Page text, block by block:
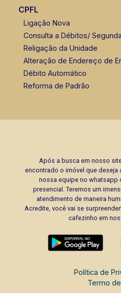
(16)
Corretor(a)
CPFL
Ligação Nova
Consulta a Débitos/
Religação da Unidade
Alteração de Endereço de
Débito Automático
Reforma de Padrão
Após a busca em nosso
encontrado o imóvel que deseja
nossa equipe no whatsapp
presencial. Teremos um
atendimento de maneira
Acredite, você vai se
cafezinho em
Política de
Termo